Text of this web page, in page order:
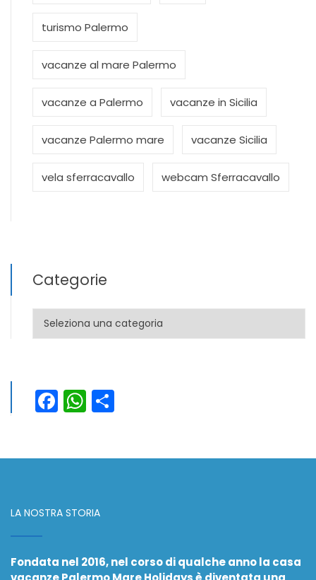
turismo Palermo
vacanze al mare Palermo
vacanze a Palermo vacanze in Sicilia
vacanze Palermo mare vacanze Sicilia
vela sferracavallo webcam Sferracavallo
Categorie
Categorie
Facebook
WhatsApp
LA NOSTRA STORIA
Fondata nel 2016, nel corso di qualche anno la casa